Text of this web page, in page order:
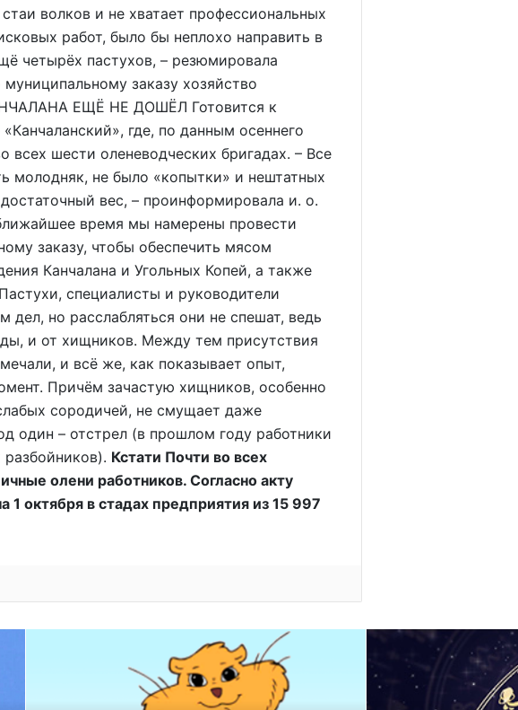
волков и не хватает профессиональных
работ, было бы неплохо направить в
четырёх пастухов, – резюмировала
заказу хозяйство
ЕЩЁ НЕ ДОШЁЛ Готовится к
где, по данным осеннего
всех шести оленеводческих бригадах. – Все
молодняк, не было «копытки» и нештатных
вес, – проинформировала и. о.
время мы намерены провести
заказу, чтобы обеспечить мясом
Канчалана и Угольных Копей, а также
специалисты и руководители
но расслабляться они не спешат, ведь
и от хищников. Между тем присутствия
и всё же, как показывает опыт,
Причём зачастую хищников, особенно
сородичей, не смущает даже
один – отстрел (в прошлом году работники
Кстати Почти во всех
олени работников. Согласно акту
1 октября в стадах предприятия из 15 997